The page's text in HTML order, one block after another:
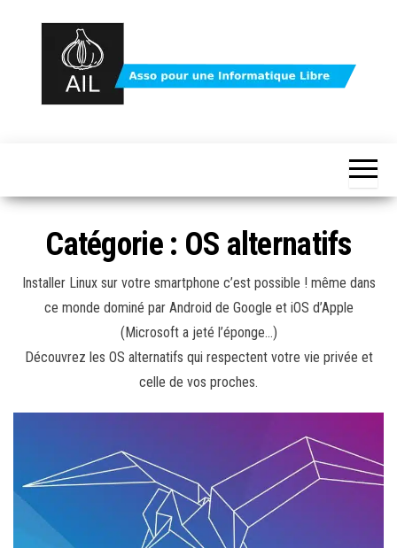
avec le
logiciel
libre –
asso AIL
Linux
libre
Catégorie : OS alternatifs
Installer Linux sur votre smartphone c’est possible ! même dans
ce monde dominé par Android de Google et iOS d’Apple
(Microsoft a jeté l’éponge…)
Découvrez les OS alternatifs qui respectent votre vie privée et
celle de vos proches.